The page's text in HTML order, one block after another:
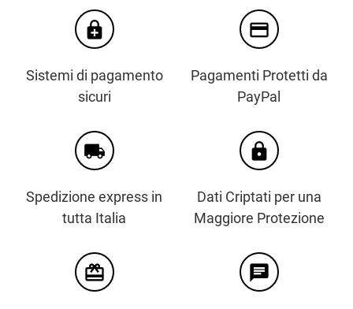
enhanced_encryption
Sistemi di pagamento
sicuri
credit_card
Pagamenti Protetti da
PayPal
local_shipping
Spedizione express in
tutta Italia
https
Dati Criptati per una
Maggiore Protezione
card_giftcard chat